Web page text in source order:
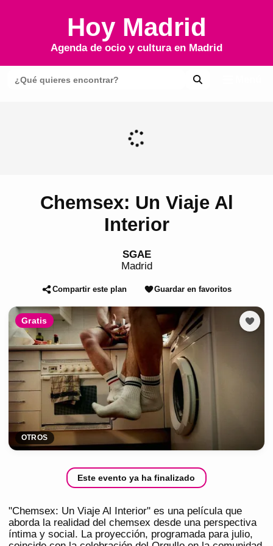
Hoy Madrid
Agenda de ocio y cultura en Madrid
Chemsex: Un Viaje Al
Interior
SGAE
Madrid
Compartir este plan Guardar en favoritos
Gratis
OTROS
Este evento ya ha finalizado
"Chemsex: Un Viaje Al Interior" es una película que
aborda la realidad del chemsex desde una perspectiva
íntima y social. La proyección, programada para julio,